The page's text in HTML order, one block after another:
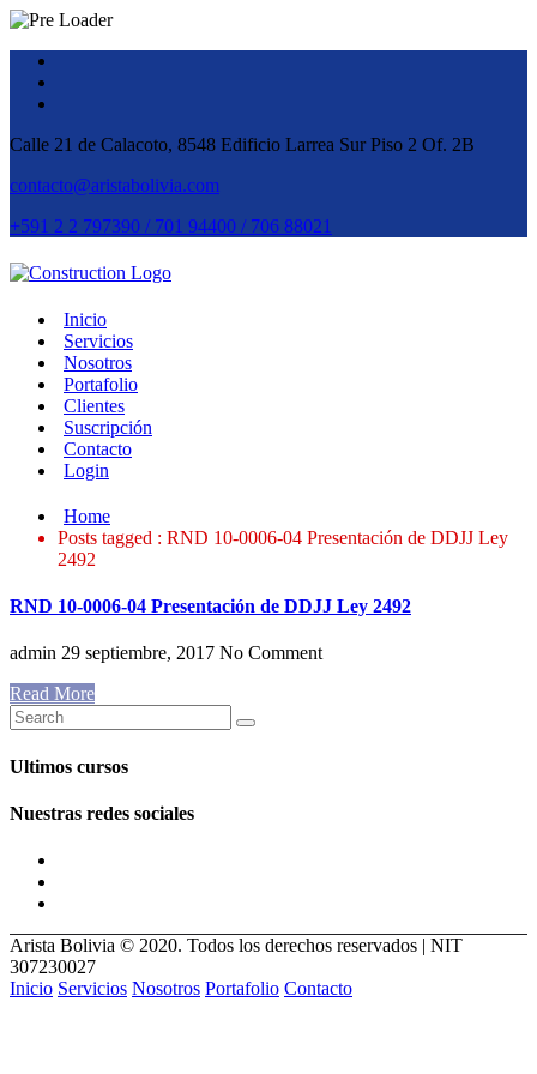
Calle 21 de Calacoto, 8548 Edificio Larrea Sur Piso 2 Of. 2B
contacto@aristabolivia.com
+591 2 2 797390 / 701 94400 / 706 88021
Inicio
Servicios
Nosotros
Portafolio
Clientes
Suscripción
Contacto
Login
Home
Posts tagged : RND 10-0006-04 Presentación de DDJJ Ley
2492
RND 10-0006-04 Presentación de DDJJ Ley 2492
admin 29 septiembre, 2017 No Comment
Read More
Ultimos cursos
Nuestras redes sociales
Arista Bolivia © 2020. Todos los derechos reservados | NIT
307230027
Inicio Servicios Nosotros Portafolio Contacto